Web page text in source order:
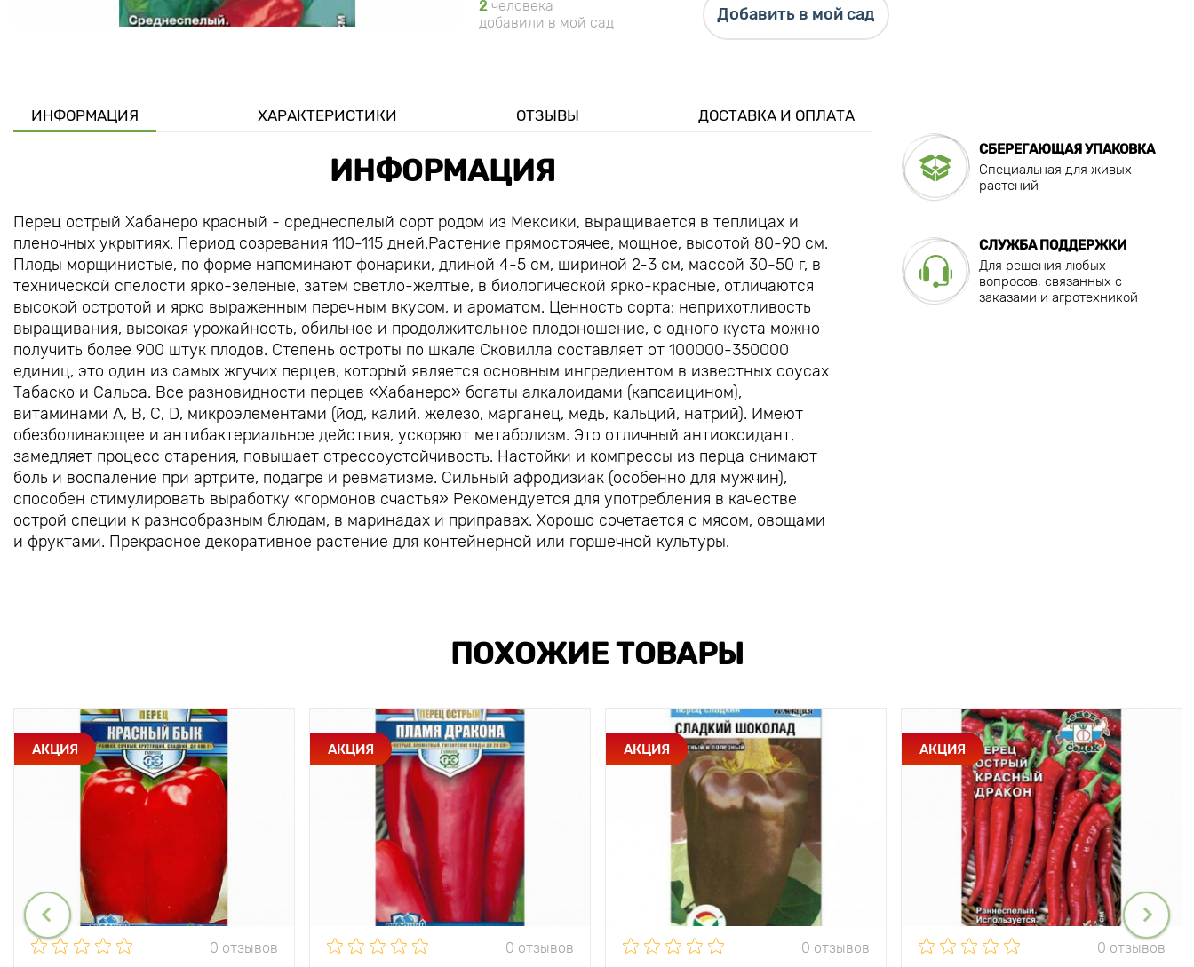
2 человека
добавили в мой сад
Добавить в мой сад
ИНФОРМАЦИЯ ХАРАКТЕРИСТИКИ ОТЗЫВЫ ДОСТАВКА И ОПЛАТА
ИНФОРМАЦИЯ
Перец острый Хабанеро красный - среднеспелый сорт родом из Мексики, выращивается в теплицах и
пленочных укрытиях. Период созревания 110-115 дней.Растение прямостоячее, мощное, высотой 80-90 см.
Плоды морщинистые, по форме напоминают фонарики, длиной 4-5 см, шириной 2-3 см, массой 30-50 г, в
технической спелости ярко-зеленые, затем светло-желтые, в биологической ярко-красные, отличаются
высокой остротой и ярко выраженным перечным вкусом, и ароматом. Ценность сорта: неприхотливость
выращивания, высокая урожайность, обильное и продолжительное плодоношение, с одного куста можно
получить более 900 штук плодов. Степень остроты по шкале Сковилла составляет от 100000-350000
единиц, это один из самых жгучих перцев, который является основным ингредиентом в известных соусах
Табаско и Сальса. Все разновидности перцев «Хабанеро» богаты алкалоидами (капсаицином),
витаминами А, В, С, D, микроэлементами (йод, калий, железо, марганец, медь, кальций, натрий). Имеют
обезболивающее и антибактериальное действия, ускоряют метаболизм. Это отличный антиоксидант,
замедляет процесс старения, повышает стрессоустойчивость. Настойки и компрессы из перца снимают
боль и воспаление при артрите, подагре и ревматизме. Сильный афродизиак (особенно для мужчин),
способен стимулировать выработку «гормонов счастья» Рекомендуется для употребления в качестве
острой специи к разнообразным блюдам, в маринадах и приправах. Хорошо сочетается с мясом, овощами
и фруктами. Прекрасное декоративное растение для контейнерной или горшечной культуры.
СБЕРЕГАЮЩАЯ УПАКОВКА
Специальная для живых
растений
СЛУЖБА ПОДДЕРЖКИ
Для решения любых
вопросов, связанных с
заказами и агротехникой
ПОХОЖИЕ ТОВАРЫ
АКЦИЯ
0 отзывов
АКЦИЯ
0 отзывов
АКЦИЯ
0 отзывов
АКЦИЯ
0 отзывов